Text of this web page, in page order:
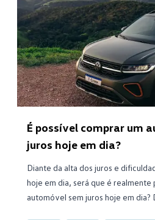
É possível comprar um
juros hoje em dia?
Diante da alta dos juros e
hoje em dia, será que é realmente
automóvel sem juros hoje em dia?